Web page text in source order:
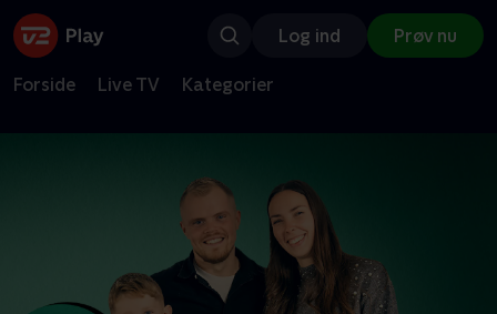
Log ind Prøv nu
Forside Live TV Kategorier